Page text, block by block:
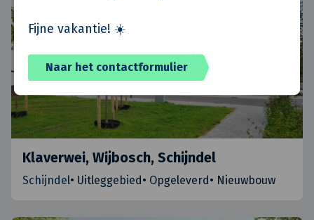
Fijne vakantie! ☀️
Naar het contactformulier
Klaverwei, Wijbosch, Schijndel
Schijndel• Uitleggebied• Opgeleverd• Nieuwbouw